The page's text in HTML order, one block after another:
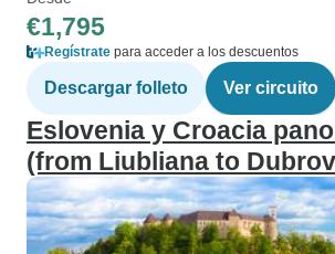
€1,795
Regístrate para acceder a los descuentos
Descargar folleto Ver circuito
Eslovenia y Croacia
(from Liubliana to